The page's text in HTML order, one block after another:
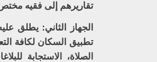
تقاريرهم إلى فقيه
الجهاز الثاني: يطلق
تطبيق السكان لكافة
الصلاة، الاستجابة